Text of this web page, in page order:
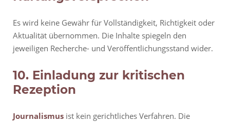
Es wird keine Gewähr für Vollständigkeit, Richtigkeit oder
Aktualität übernommen. Die Inhalte spiegeln den
jeweiligen Recherche- und Veröffentlichungsstand wider.
10. Einladung zur kritischen
Rezeption
Journalismus ist kein gerichtliches Verfahren. Die